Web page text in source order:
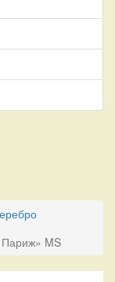
Париж» MS